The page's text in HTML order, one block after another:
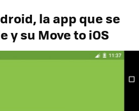
la app que se
y su Move to iOS